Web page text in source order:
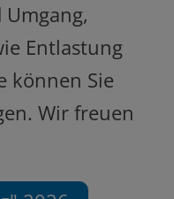
Entlastung
können Sie
Wir freuen